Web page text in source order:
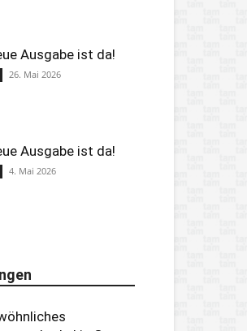
Ausgabe ist da!
26. Mai 2026
Ausgabe ist da!
4. Mai 2026